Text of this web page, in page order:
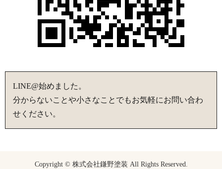
LINE@始めました。
分からないことや小さなことでもお気軽にお問い合わ
せください。
Copyright © 株式会社鎌野塗装 All Rights Reserved.